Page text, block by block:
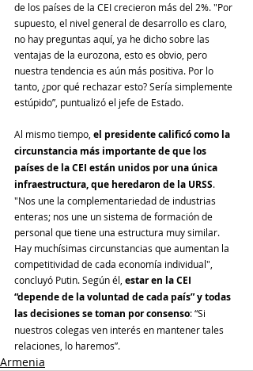
de los países de la CEI crecieron más del 2%. "Por
supuesto, el nivel general de desarrollo es claro,
no hay preguntas aquí, ya he dicho sobre las
ventajas de la eurozona, esto es obvio, pero
nuestra tendencia es aún más positiva. Por lo
tanto, ¿por qué rechazar esto? Sería simplemente
estúpido”, puntualizó el jefe de Estado.
Al mismo tiempo, el presidente calificó como la
circunstancia más importante de que los
países de la CEI están unidos por una única
infraestructura, que heredaron de la URSS.
"Nos une la complementariedad de industrias
enteras; nos une un sistema de formación de
personal que tiene una estructura muy similar.
Hay muchísimas circunstancias que aumentan la
competitividad de cada economía individual",
concluyó Putin. Según él, estar en la CEI
“depende de la voluntad de cada país” y todas
las decisiones se toman por consenso: “Si
nuestros colegas ven interés en mantener tales
relaciones, lo haremos”.
Armenia